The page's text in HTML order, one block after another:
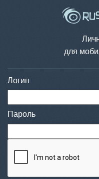
для
Логин
Пароль